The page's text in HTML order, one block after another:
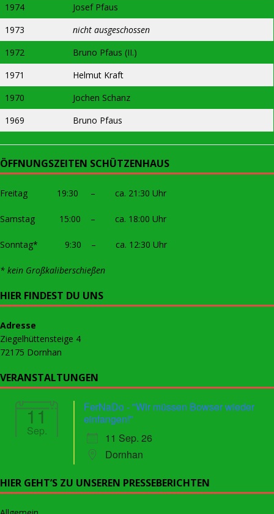
1974
Josef Pfaus
1973
nicht ausgeschossen
1972
Bruno Pfaus (II.)
1971
Helmut Kraft
1970
Jochen Schanz
1969
Bruno Pfaus
ÖFFNUNGSZEITEN SCHÜTZENHAUS
Freitag 19:30 – ca. 21:30 Uhr
Samstag 15:00 – ca. 18:00 Uhr
Sonntag* 9:30 – ca. 12:30 Uhr
* kein Großkaliberschießen
HIER FINDEST DU UNS
Adresse
Ziegelhüttensteige 4
72175 Dornhan
VERANSTALTUNGEN
11
Sep.
FerNaDo - "Wir müssen Bowser wieder
einfangen!"
11 Sep. 26
Dornhan
HIER GEHT’S ZU UNSEREN PRESSEBERICHTEN